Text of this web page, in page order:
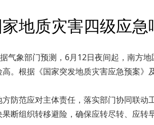
地质灾害四级应急
象部门预测，6月12日夜间起，南方
。根据《国家突发地质灾害应急预案
防范应对主体责任，落实部门协同联
组织转移避险，确保应转尽转、应转